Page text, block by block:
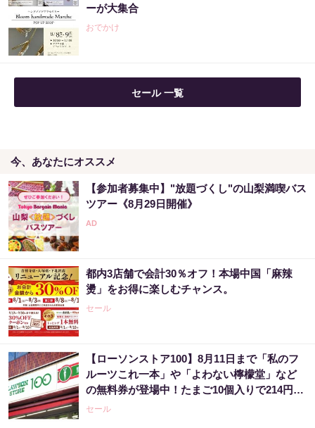
ーが大集合
おでかけ
セール 一覧
今、あなたにオススメ
【参加者募集中】"放題づくし"の山梨満喫バス
ツアー《8月29日開催》
都内3店舗で会計30％オフ！本場中国「麻辣
燙」をお得に楽しむチャンス。
セール
【ローソンストア100】8月11日まで「私のフ
ルーツこれ一本」や「よわない檸檬堂」など
の無料券が登場中！たまご10個入りで214円な
どのお得企画も見逃せない。
セール